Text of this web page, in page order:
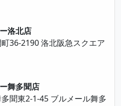
洛北店
36-2190 洛北阪急スクエア
舞多聞店
聞東2-1-45 ブルメール舞多